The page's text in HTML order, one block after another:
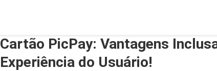
Cartão PicPay: Vantagens
Experiência do Usuário!